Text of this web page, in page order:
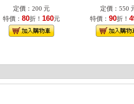
定價：200 元
特價： 80折！ 160元
定價：550
特價： 90折！